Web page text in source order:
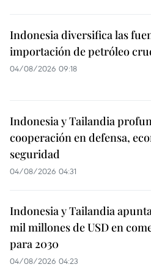
Indonesia diversifica las
importación de petróleo
04/08/2026 09:18
Indonesia y Tailandia
cooperación en defensa,
seguridad
04/08/2026 04:31
Indonesia y Tailandia
mil millones de USD en
para 2030
04/08/2026 04:23